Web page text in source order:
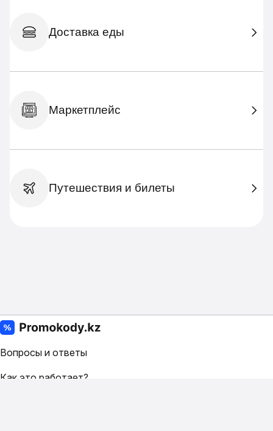
Доставка еды
Маркетплейс
Путешествия и билеты
Вопросы и ответы
Как это работает?